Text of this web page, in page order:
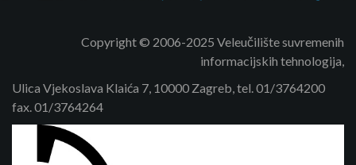
Copyright © 2006-2025 Veleučilište suvremenih
informacijskih tehnologija,
Ulica Vjekoslava Klaića 7, 10000 Zagreb, tel. 01/3764200
fax. 01/3764264